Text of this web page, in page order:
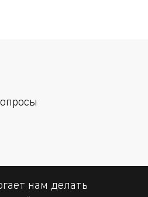
нам делать